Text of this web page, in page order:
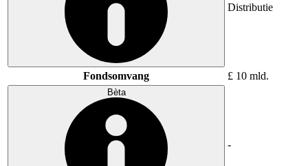
Distributie
Fondsomvang £ 10 mld.
Bèta
-